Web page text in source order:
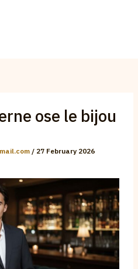
ose le bijou
/ 27 February 2026